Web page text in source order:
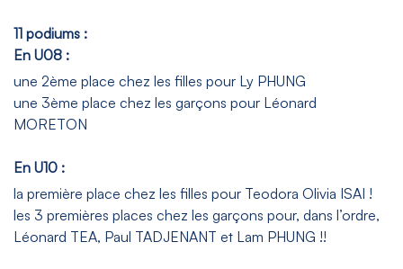
11 podiums :
En U08 :
une 2ème place chez les filles pour Ly PHUNG
une 3ème place chez les garçons pour Léonard
MORETON
En U10 :
la première place chez les filles pour Teodora Olivia ISAI !
les 3 premières places chez les garçons pour, dans l’ordre,
Léonard TEA, Paul TADJENANT et Lam PHUNG !!